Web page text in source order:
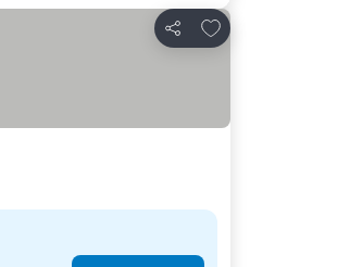
Compartir
Agregar a favoritos